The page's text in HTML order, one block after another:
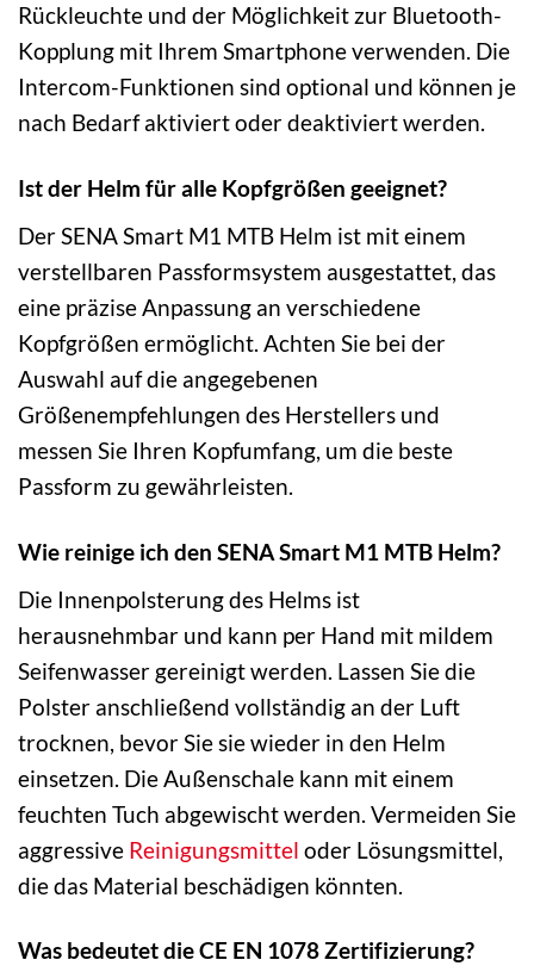
Rückleuchte und der Möglichkeit zur Bluetooth-
Kopplung mit Ihrem Smartphone verwenden. Die
Intercom-Funktionen sind optional und können je
nach Bedarf aktiviert oder deaktiviert werden.
Ist der Helm für alle Kopfgrößen geeignet?
Der SENA Smart M1 MTB Helm ist mit einem
verstellbaren Passformsystem ausgestattet, das
eine präzise Anpassung an verschiedene
Kopfgrößen ermöglicht. Achten Sie bei der
Auswahl auf die angegebenen
Größenempfehlungen des Herstellers und
messen Sie Ihren Kopfumfang, um die beste
Passform zu gewährleisten.
Wie reinige ich den SENA Smart M1 MTB Helm?
Die Innenpolsterung des Helms ist
herausnehmbar und kann per Hand mit mildem
Seifenwasser gereinigt werden. Lassen Sie die
Polster anschließend vollständig an der Luft
trocknen, bevor Sie sie wieder in den Helm
einsetzen. Die Außenschale kann mit einem
feuchten Tuch abgewischt werden. Vermeiden Sie
aggressive Reinigungsmittel oder Lösungsmittel,
die das Material beschädigen könnten.
Was bedeutet die CE EN 1078 Zertifizierung?